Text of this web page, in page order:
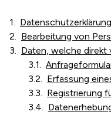
Datenschutzerklärung
Bearbeitung von
Daten, welche
Erfassung
Registrierung